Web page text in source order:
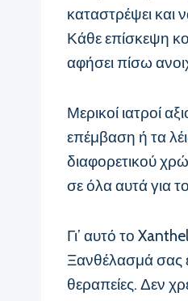
καταστρέψει και
Κάθε επίσκεψη
αφήσει πίσω
Μερικοί ιατροί
επέμβαση ή τα
διαφορετικού
σε όλα αυτά για
Γι’ αυτό το
Ξανθέλασμά σας
θεραπείες. Δεν